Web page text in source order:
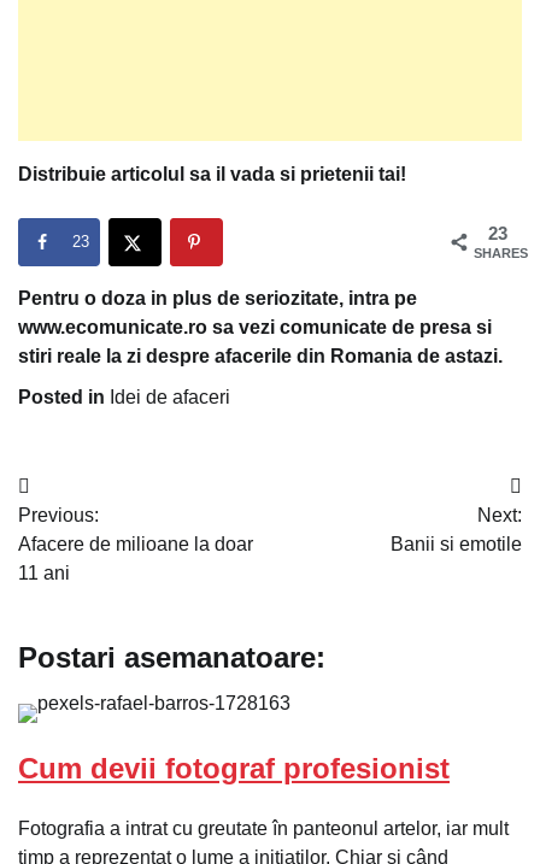
Distribuie articolul sa il vada si prietenii tai!
23
SHARES
23
Pentru o doza in plus de seriozitate, intra pe
www.ecomunicate.ro sa vezi comunicate de presa si
stiri reale la zi despre afacerile din Romania de astazi.
Posted in Idei de afaceri
Navigare
în
articole
Previous:
Afacere de milioane la doar
11 ani
Next:
Banii si emotile
Postari asemanatoare:
Cum devii fotograf profesionist
Fotografia a intrat cu greutate în panteonul artelor, iar mult
timp a reprezentat o lume a inițiaților. Chiar și când